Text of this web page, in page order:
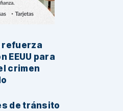
refuerza
EEUU para
crimen
de tránsito